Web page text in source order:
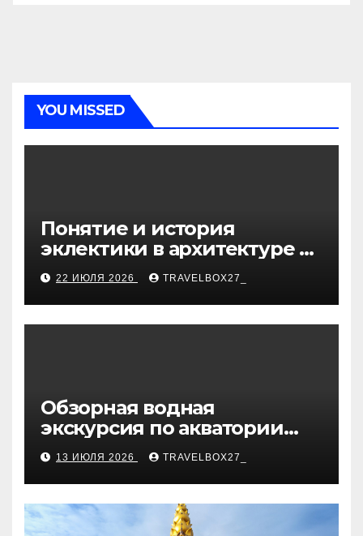
YOU MISSED
Понятие и история
эклектики в архитектуре и
дизайне интерьеров
22 ИЮЛЯ 2026 TRAVELBOX27_
Обзорная водная
экскурсия по акватории
бухты Песчаная
13 ИЮЛЯ 2026 TRAVELBOX27_